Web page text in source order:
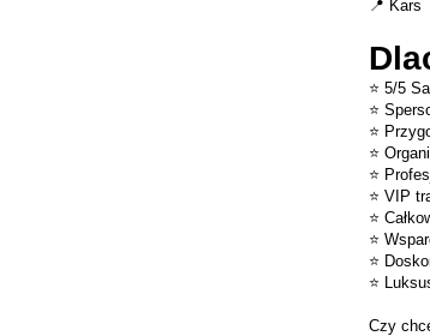
📍 Kars
⭐ 5/5
⭐
⭐
⭐
⭐
⭐ VIP
⭐
⭐
⭐
⭐
Czy